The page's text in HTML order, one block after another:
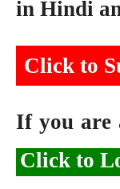
in Hindi
Click to
If you are
Click to